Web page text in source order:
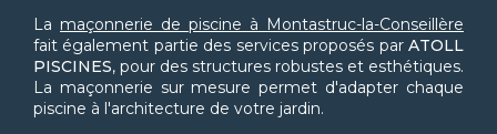
La maçonnerie de piscine à Montastruc-la-Conseillère
fait également partie des services proposés par ATOLL
PISCINES, pour des structures robustes et esthétiques.
La maçonnerie sur mesure permet d'adapter chaque
piscine à l'architecture de votre jardin.